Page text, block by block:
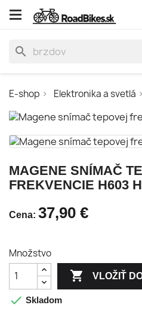
search
E-shop Elektronika a svetlá
MAGENE SNÍMAČ
FREKVENCIE H603
Cena: 37,90 €
Množstvo
 VLOŽIŤ
 Skladom